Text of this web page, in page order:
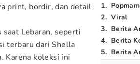
print, bordir, dan detail
saat Lebaran, seperti
terbaru dari Shella
Karena koleksi ini
1.
2. Viral
3. Berita
4. Berita
5. Berita